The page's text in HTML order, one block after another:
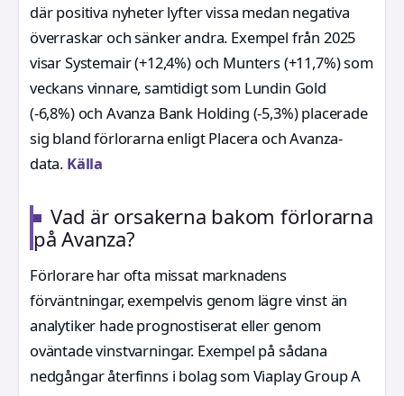
där positiva nyheter lyfter vissa medan negativa
överraskar och sänker andra. Exempel från 2025
visar Systemair (+12,4%) och Munters (+11,7%) som
veckans vinnare, samtidigt som Lundin Gold
(-6,8%) och Avanza Bank Holding (-5,3%) placerade
sig bland förlorarna enligt Placera och Avanza-
data. Källa
Vad är orsakerna bakom förlorarna
på Avanza?
Förlorare har ofta missat marknadens
förväntningar, exempelvis genom lägre vinst än
analytiker hade prognostiserat eller genom
oväntade vinstvarningar. Exempel på sådana
nedgångar återfinns i bolag som Viaplay Group A